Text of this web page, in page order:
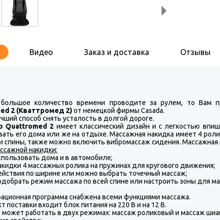
Видео Заказ и доставка Отзывы
количество времени проводите за рулем, то Вам
2 (Кваттромед 2)от немецкой фирмы Casada.
способ снять усталость в долгой дороге.
Quattromed 2 имеет классический дизайн и с легкостью
его дома или же на отдыхе. Массажная накидка имеет 4
спины, также можно включить вибромассаж сидения. Массажная
накидки:
дома и в автомобиле;
4 массажных ролика на пружинах для кругового движения;
по ширине или можно выбрать точечный массаж;
режим массажа по всей спине или настроить зоны для
программа снабжена всеми функциями массажа.
поставки входит блок питания на 220 В и на 12 В.
работать в двух режимах: массаж роликовый и массаж